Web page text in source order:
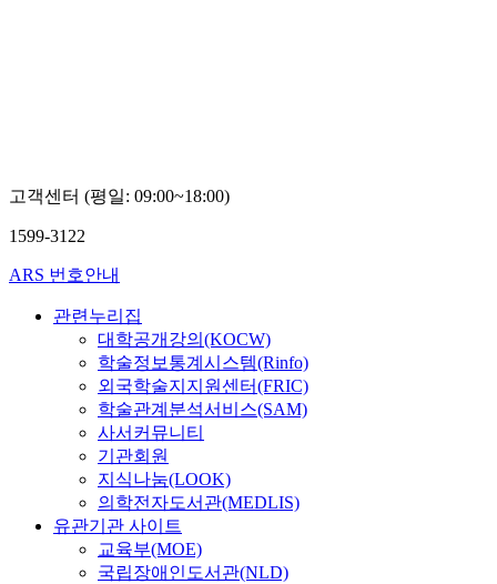
고객센터 (평일: 09:00~18:00)
1599-3122
ARS 번호안내
관련누리집
대학공개강의(KOCW)
학술정보통계시스템(Rinfo)
외국학술지지원센터(FRIC)
학술관계분석서비스(SAM)
사서커뮤니티
기관회원
지식나눔(LOOK)
의학전자도서관(MEDLIS)
유관기관 사이트
교육부(MOE)
국립장애인도서관(NLD)